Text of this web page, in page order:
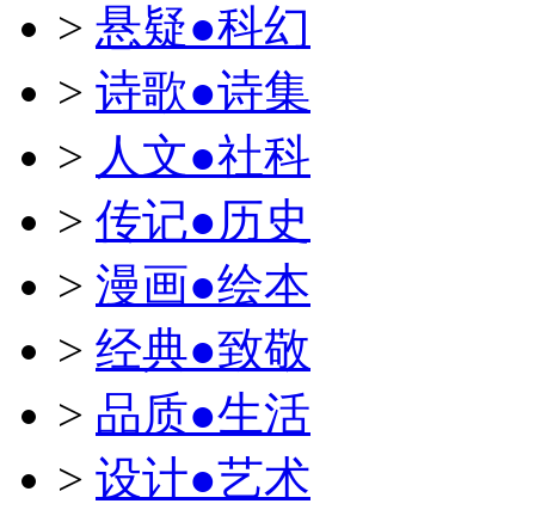
> 悬疑●科幻
> 诗歌●诗集
> 人文●社科
> 传记●历史
> 漫画●绘本
> 经典●致敬
> 品质●生活
> 设计●艺术